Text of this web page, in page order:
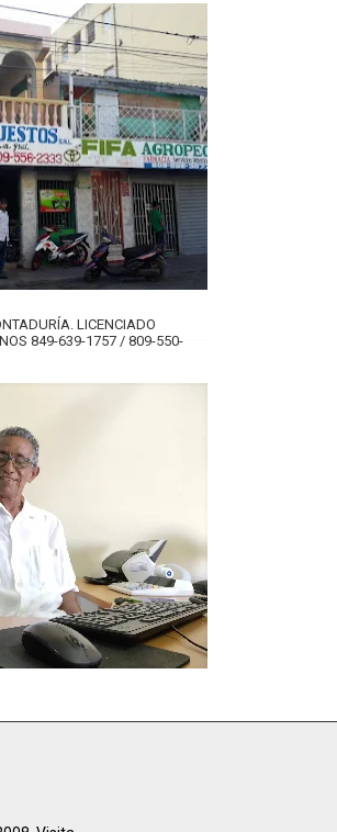
LICENCIADO
849-639-1757 / 809-550-